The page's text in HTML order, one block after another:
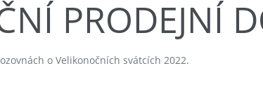
PRODEJNÍ
o Velikonočních svátcích 2022.